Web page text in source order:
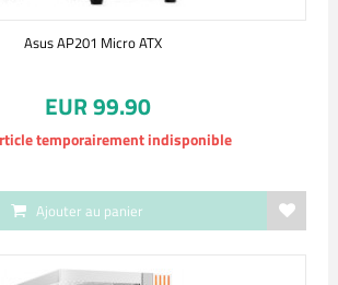
Asus AP201 Micro ATX
EUR 99.90
temporairement indisponible
Ajouter au panier